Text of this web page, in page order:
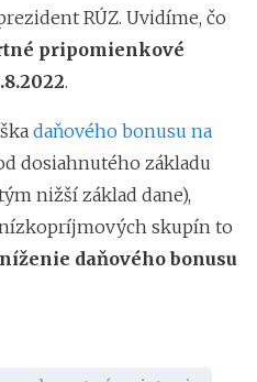
RÚZ. Uvidíme, čo
pripomienkové
.
daňového bonusu na
dosiahnutého základu
nižší základ dane),
skupín to
daňového bonusu